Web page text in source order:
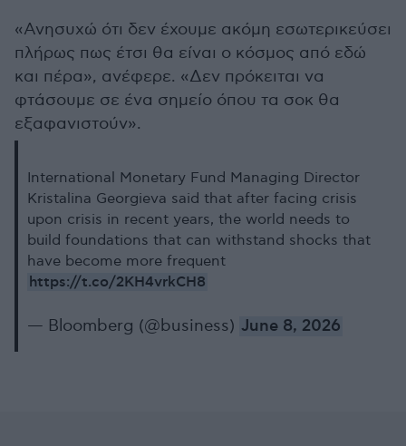
«Ανησυχώ ότι δεν έχουμε ακόμη εσωτερικεύσει
πλήρως πως έτσι θα είναι ο κόσμος από εδώ
και πέρα», ανέφερε. «Δεν πρόκειται να
φτάσουμε σε ένα σημείο όπου τα σοκ θα
εξαφανιστούν».
International Monetary Fund Managing Director
Kristalina Georgieva said that after facing crisis
upon crisis in recent years, the world needs to
build foundations that can withstand shocks that
have become more frequent
https://t.co/2KH4vrkCH8
— Bloomberg (@business) June 8, 2026